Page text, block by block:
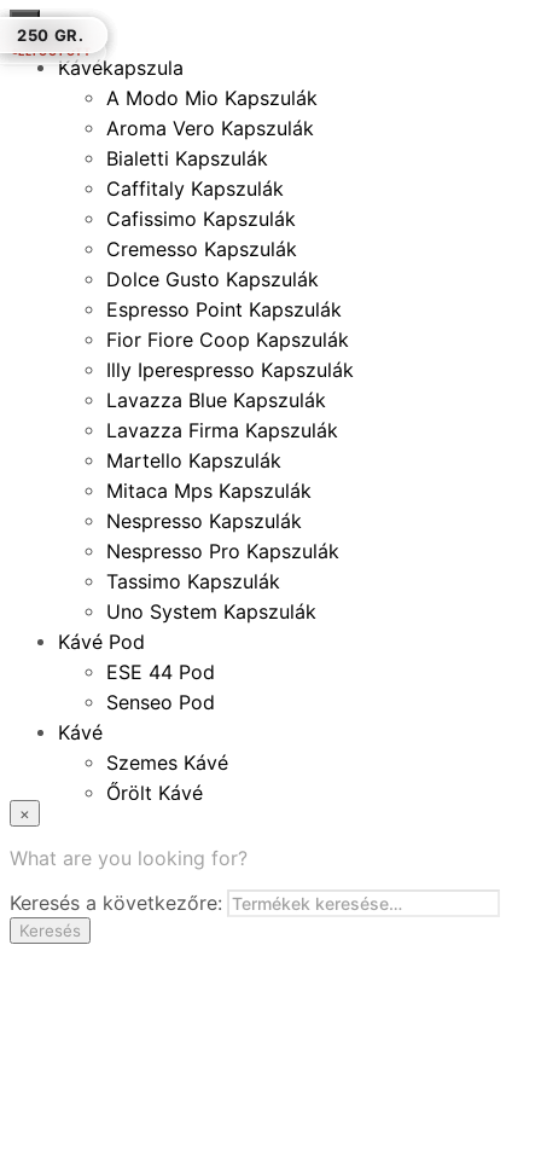
×
Kávékapszula
A Modo Mio Kapszulák
Aroma Vero Kapszulák
Bialetti Kapszulák
Caffitaly Kapszulák
Cafissimo Kapszulák
Cremesso Kapszulák
Dolce Gusto Kapszulák
Espresso Point Kapszulák
Fior Fiore Coop Kapszulák
Illy Iperespresso Kapszulák
Lavazza Blue Kapszulák
Lavazza Firma Kapszulák
Martello Kapszulák
Mitaca Mps Kapszulák
Nespresso Kapszulák
Nespresso Pro Kapszulák
Tassimo Kapszulák
Uno System Kapszulák
Kávé Pod
ESE 44 Pod
Senseo Pod
Kávé
Szemes Kávé
Őrölt Kávé
Instant Kávé
Zacskó Tea
Tartozékok
×
What are you looking for?
Keresés a következőre:
Keresés
500 GR.
250 GR.
250 GR.
1 KG.
ELFOGYOTT
1 KG.
250 GR.
250 GR.